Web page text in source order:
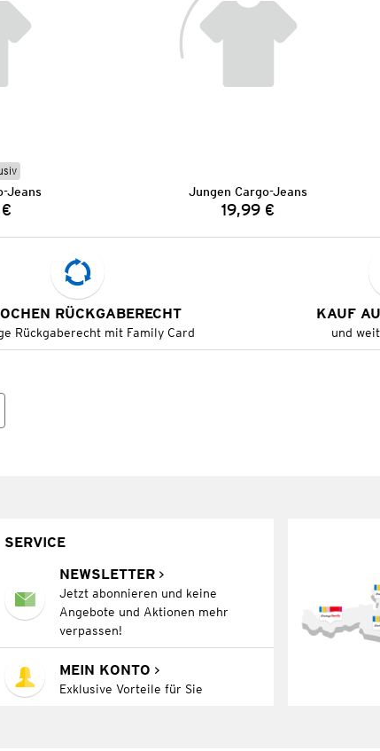
Jeans Jungen Cargo-Jeans
Preis:
19,99 €
RÜCKGABERECHT
Rückgaberecht mit Family Card
KAUF
und
SERVICE
NEWSLETTER
Jetzt abonnieren und keine
Angebote und Aktionen mehr
verpassen!
MEIN KONTO
Exklusive Vorteile für Sie